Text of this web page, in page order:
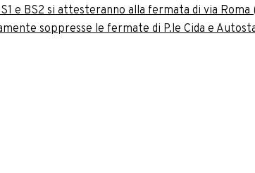
e BS2 si attesteranno alla fermata di via Roma
soppresse le fermate di P.le Cida e